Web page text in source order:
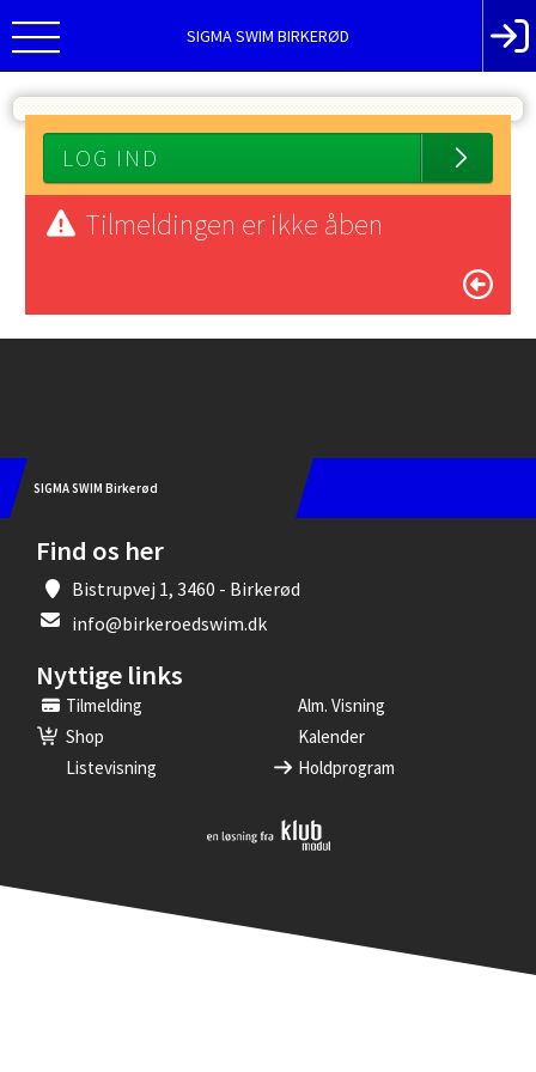
SIGMA SWIM BIRKERØD
LOG IND
Tilmeldingen er ikke åben
SIGMA SWIM Birkerød
Find os her
Bistrupvej 1, 3460 - Birkerød
info@birkeroedswim.dk
Nyttige links
Tilmelding
Alm. Visning
Shop
Kalender
Listevisning
Holdprogram